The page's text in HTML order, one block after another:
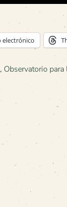
electrónico
, Observatorio